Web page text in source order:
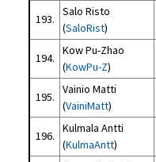
193.
Salo Risto
(SaloRist)
194.
Kow Pu-Zhao
(KowPu-Z)
195.
Vainio Matti
(VainiMatt)
196.
Kulmala Antti
(KulmaAntt)